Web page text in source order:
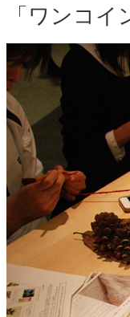
「ワンコ